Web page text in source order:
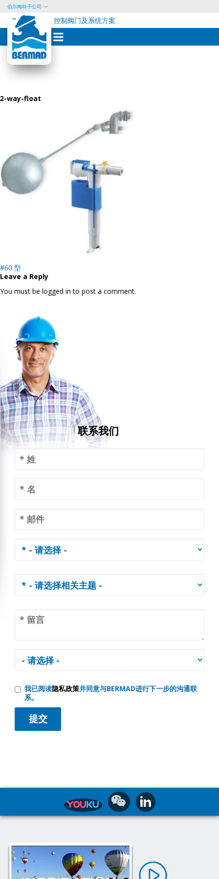
Skip
content
伯尔梅特子公司
控制阀门及系统方案
2-way-float
Post
navigation
#60 型
Leave a Reply
You must be logged in to post a comment.
联系我们
我已阅读隐私政策并同意与BERMAD进行下一步的沟通联
系。